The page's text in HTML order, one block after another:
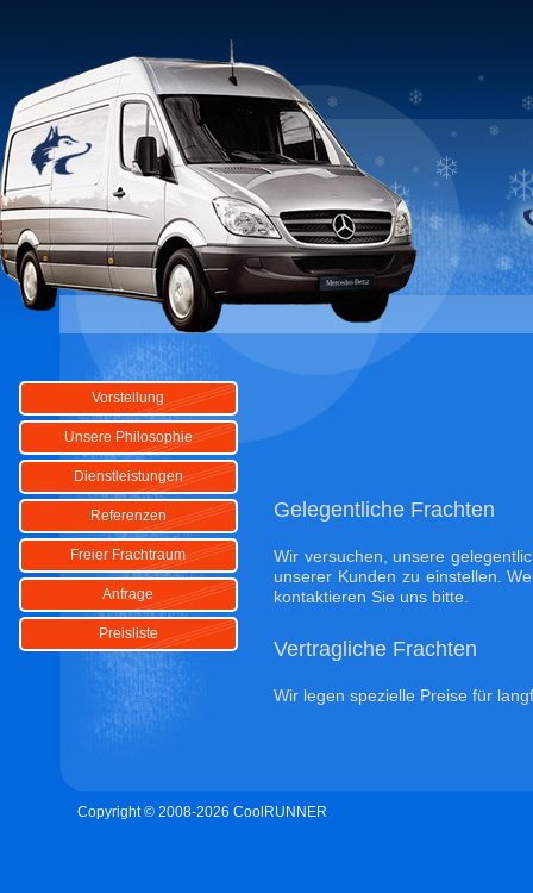
Vorstellung
Unsere Philosophie
Dienstleistungen
Referenzen
Freier Frachtraum
Anfrage
Preisliste
Gelegentliche Frachten
Wir versuchen, unsere
unserer Kunden zu einstellen.
kontaktieren Sie uns bitte.
Vertragliche Frachten
Wir legen spezielle Preise für
Copyright © 2008-2026 CoolRUNNER